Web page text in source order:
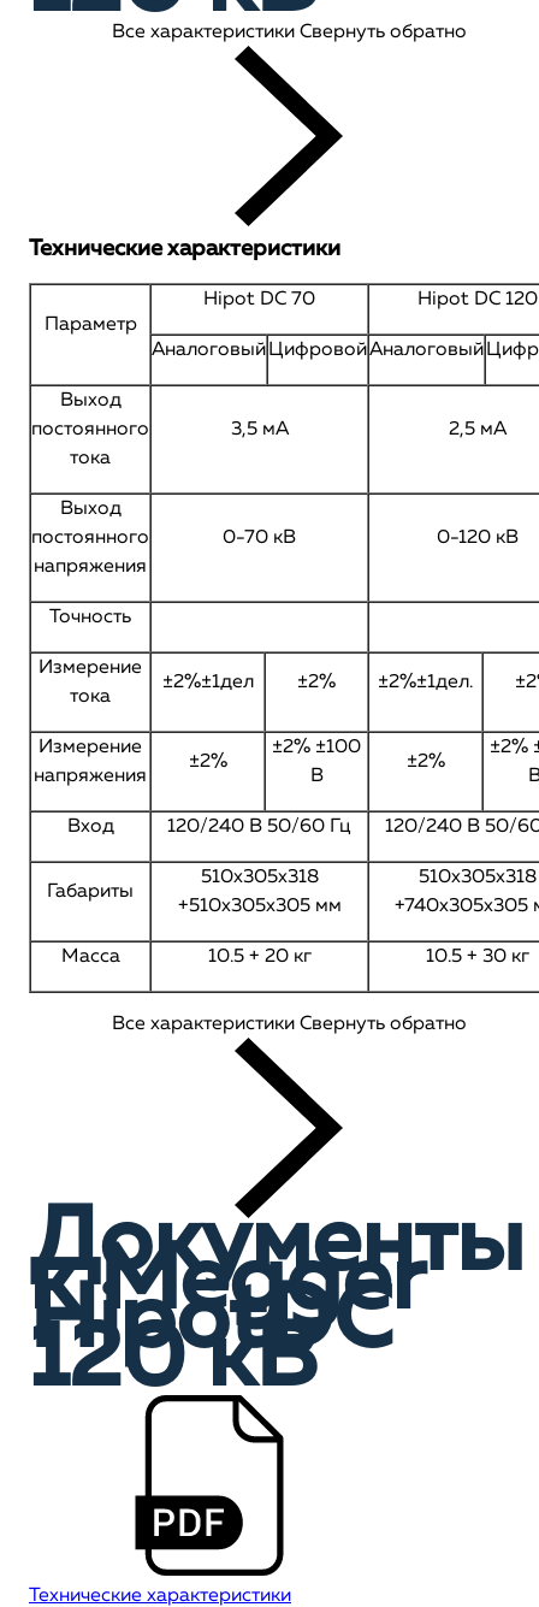
Все характеристики Свернуть обратно
Технические характеристики
Параметр
Hipot DC 70 Hipot DC 120
Аналоговый ЦифровойАналоговый
Выход
постоянного
тока
3,5 мА 2,5 мА
Выход
постоянного
напряжения
0-70 кВ 0-120 кВ
Точность
Измерение
тока
±2%±1дел ±2% ±2%±1дел.
Измерение
напряжения
±2%
±2% ±100
В
±2%
±2%
Вход 120/240 В 50/60 Гц 120/240 В 50/
Габариты
510x305x318
+510x305x305 мм
510x305x318
+740x305x305
Масса 10.5 + 20 кг 10.5 + 30 кг
Все характеристики Свернуть обратно
Документы
к Megger
HipotDC
120 кВ
Технические характеристики